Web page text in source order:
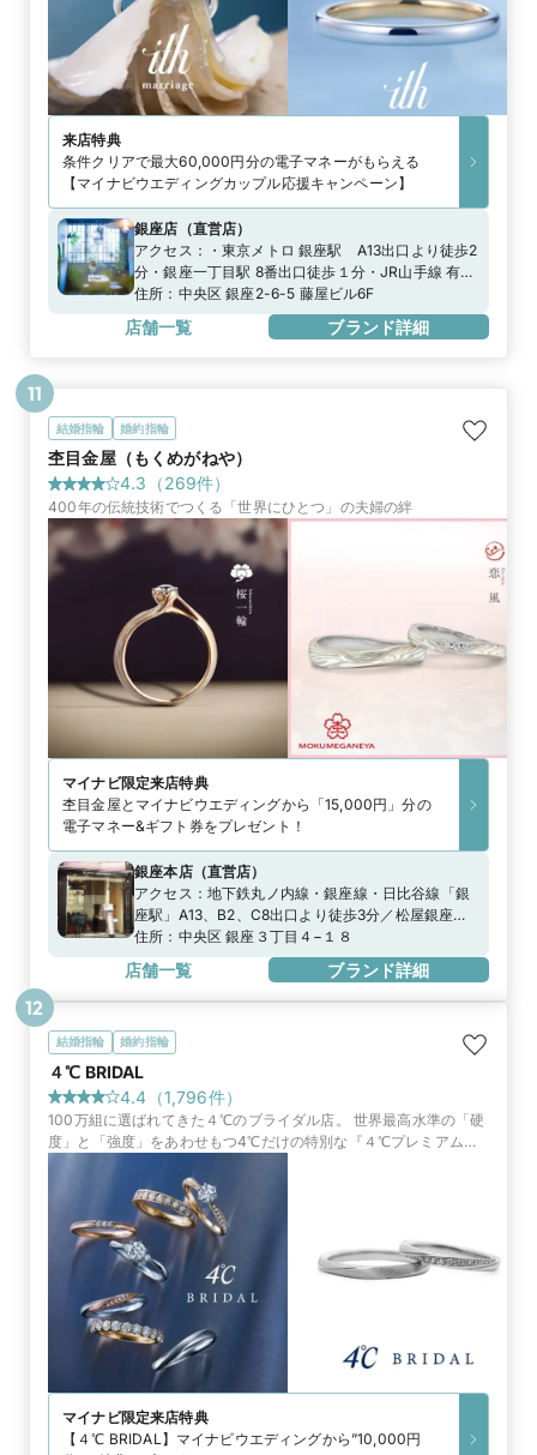
来店特典
条件クリアで最大60,000円分の電子マネーがもらえる
【マイナビウエディングカップル応援キャンペーン】
銀座店 （直営店）
アクセス：
・東京メトロ 銀座駅 A13出口より徒歩2
分・銀座一丁目駅 8番出口徒歩１分・JR山手線 有楽
町駅 徒歩5分※専用駐車場がございません。近隣の
コインパーキングをご利用ください。
住所： 中央区 銀座2-6-5 藤屋ビル6F
店舗一覧 ブランド詳細
結婚指輪 婚約指輪
杢目金屋（もくめがねや）
4.3 （269件）
400年の伝統技術でつくる「世界にひとつ」の夫婦の絆
マイナビ限定来店特典
杢目金屋とマイナビウエディングから「15,000円」分の
電子マネー&ギフト券をプレゼント！
銀座本店（直営店）
アクセス： 地下鉄丸ノ内線・銀座線・日比谷線「銀
座駅」A13、B2、C8出口より徒歩3分／松屋銀座よ
り徒歩2分、ルミネ有楽町より徒歩5分地下鉄有楽町
線「銀座一丁目駅」8番出口より徒歩3分JR山手線・
京浜東北線「有楽町駅」中央口より徒歩4分
住所： 中央区 銀座３丁目４−１８
店舗一覧 ブランド詳細
11
結婚指輪 婚約指輪
４℃ BRIDAL
4.4 （1,796件）
100万組に選ばれてきた４℃のブライダル店。 世界最高水準の「硬
度」と「強度」をあわせもつ4℃だけの特別な『４℃プレミアムプ
ラチナ』や、世界中から厳選したダイヤモンドからふたりだけのブ
ライダルリングを
マイナビ限定来店特典
【４℃ BRIDAL】マイナビウエディングから”10,000円
12